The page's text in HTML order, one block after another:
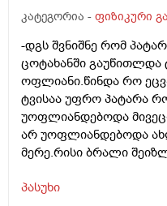
კატეგორია - ფიზიკური
-დგს შვნიშნე რომ
ცოტახანში
ოფლიანი.წინდა რო
ტვისაა უფრო პატარა
უოფლიანდებოდა
არ უოფლიანდებოდა
მერე.რისი ბრალი
პასუხი